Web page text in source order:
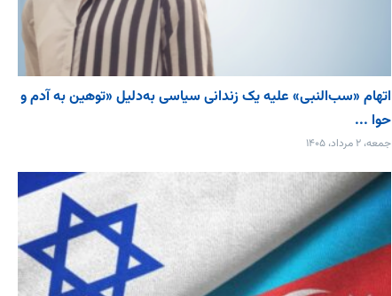
اتهام «سب‌النبی» علیه یک زندانی سیاسی به‌دلیل «توهین به آدم و
حوا ...
جمعه، ۲ مرداد، ۱۴۰۵